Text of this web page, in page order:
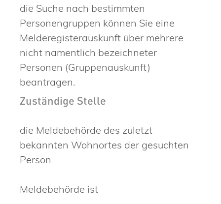
die Suche nach bestimmten
Personengruppen können Sie eine
Melderegisterauskunft über mehrere
nicht namentlich bezeichneter
Personen (Gruppenauskunft)
beantragen.
Zuständige Stelle
die Meldebehörde des zuletzt
bekannten Wohnortes der gesuchten
Person
Meldebehörde ist